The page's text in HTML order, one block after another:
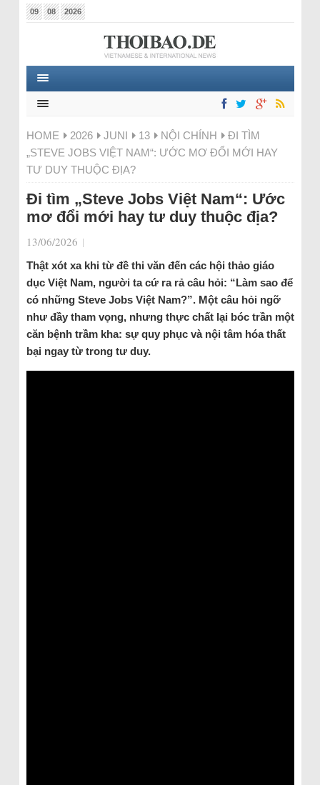
09 08 2026
HOME 2026 JUNI 13 NỘI CHÍNH
ĐI TÌM
„STEVE JOBS VIỆT NAM“: ƯỚC MƠ ĐỔI MỚI HAY
TƯ DUY THUỘC ĐỊA?
Đi tìm „Steve Jobs Việt Nam“: Ước
mơ đổi mới hay tư duy thuộc địa?
13/06/2026 |
Thật xót xa khi từ đề thi văn đến các hội thảo giáo
dục Việt Nam, người ta cứ ra rả câu hỏi: “Làm sao để
có những Steve Jobs Việt Nam?”. Một câu hỏi ngỡ
như đầy tham vọng, nhưng thực chất lại bóc trần một
căn bệnh trầm kha: sự quy phục và nội tâm hóa thất
bại ngay từ trong tư duy.